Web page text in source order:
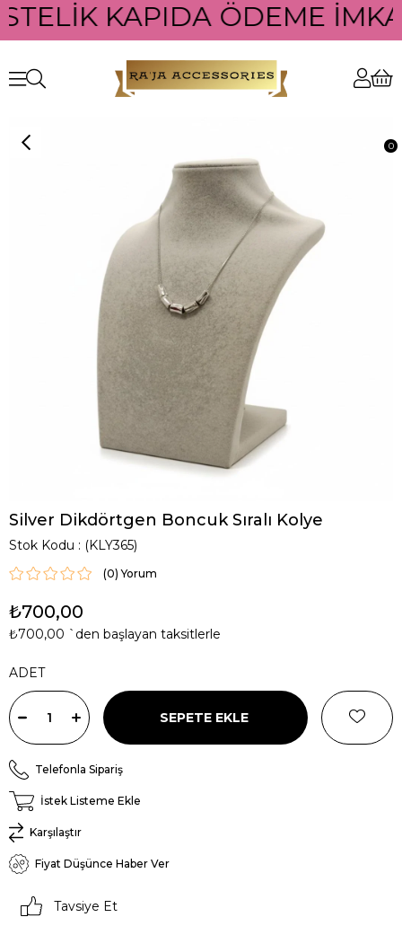
KAPIDA ÖDEME
0
Silver Dikdörtgen Boncuk Sıralı Kolye
Stok Kodu (KLY365)
(0)
₺700,00
₺700,00 `den başlayan taksitlerle
ADET
Telefonla Sipariş
İstek Listeme Ekle
Karşılaştır
Fiyat Düşünce Haber Ver
Tavsiye Et